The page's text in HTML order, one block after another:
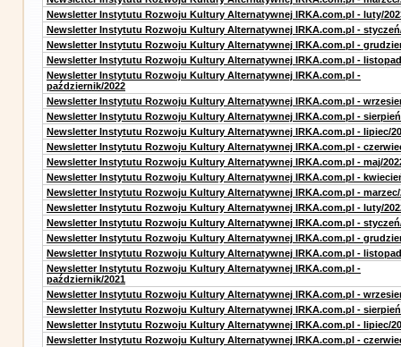
Newsletter Instytutu Rozwoju Kultury Alternatywnej IRKA.com.pl - luty/
Newsletter Instytutu Rozwoju Kultury Alternatywnej IRKA.com.pl -
Newsletter Instytutu Rozwoju Kultury Alternatywnej IRKA.com.pl -
Newsletter Instytutu Rozwoju Kultury Alternatywnej IRKA.com.pl -
Newsletter Instytutu Rozwoju Kultury Alternatywnej IRKA.com.pl -
październik/2022
Newsletter Instytutu Rozwoju Kultury Alternatywnej IRKA.com.pl -
Newsletter Instytutu Rozwoju Kultury Alternatywnej IRKA.com.pl -
Newsletter Instytutu Rozwoju Kultury Alternatywnej IRKA.com.pl - lipiec/
Newsletter Instytutu Rozwoju Kultury Alternatywnej IRKA.com.pl -
Newsletter Instytutu Rozwoju Kultury Alternatywnej IRKA.com.pl - maj/
Newsletter Instytutu Rozwoju Kultury Alternatywnej IRKA.com.pl -
Newsletter Instytutu Rozwoju Kultury Alternatywnej IRKA.com.pl - marzec/
Newsletter Instytutu Rozwoju Kultury Alternatywnej IRKA.com.pl - luty/
Newsletter Instytutu Rozwoju Kultury Alternatywnej IRKA.com.pl -
Newsletter Instytutu Rozwoju Kultury Alternatywnej IRKA.com.pl -
Newsletter Instytutu Rozwoju Kultury Alternatywnej IRKA.com.pl -
Newsletter Instytutu Rozwoju Kultury Alternatywnej IRKA.com.pl -
październik/2021
Newsletter Instytutu Rozwoju Kultury Alternatywnej IRKA.com.pl -
Newsletter Instytutu Rozwoju Kultury Alternatywnej IRKA.com.pl -
Newsletter Instytutu Rozwoju Kultury Alternatywnej IRKA.com.pl - lipiec/
Newsletter Instytutu Rozwoju Kultury Alternatywnej IRKA.com.pl -